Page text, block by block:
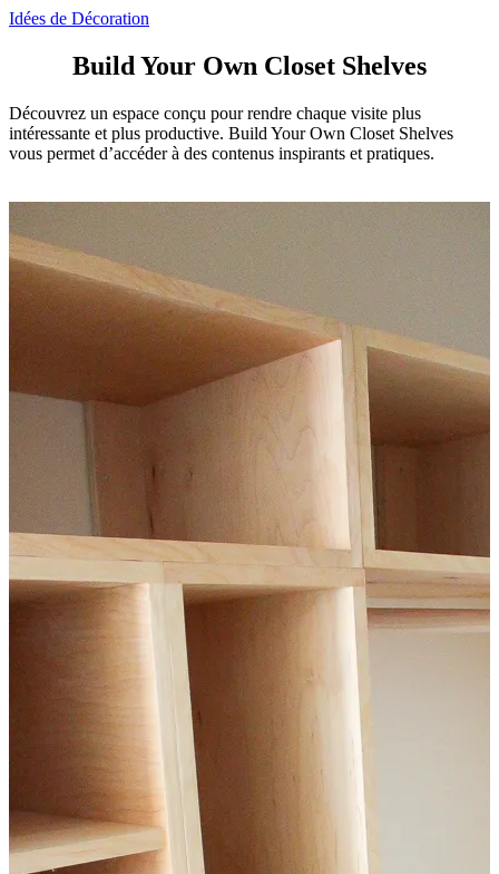
Idées de Décoration
Build Your Own Closet Shelves
Découvrez un espace conçu pour rendre chaque visite plus
intéressante et plus productive. Build Your Own Closet Shelves
vous permet d’accéder à des contenus inspirants et pratiques.